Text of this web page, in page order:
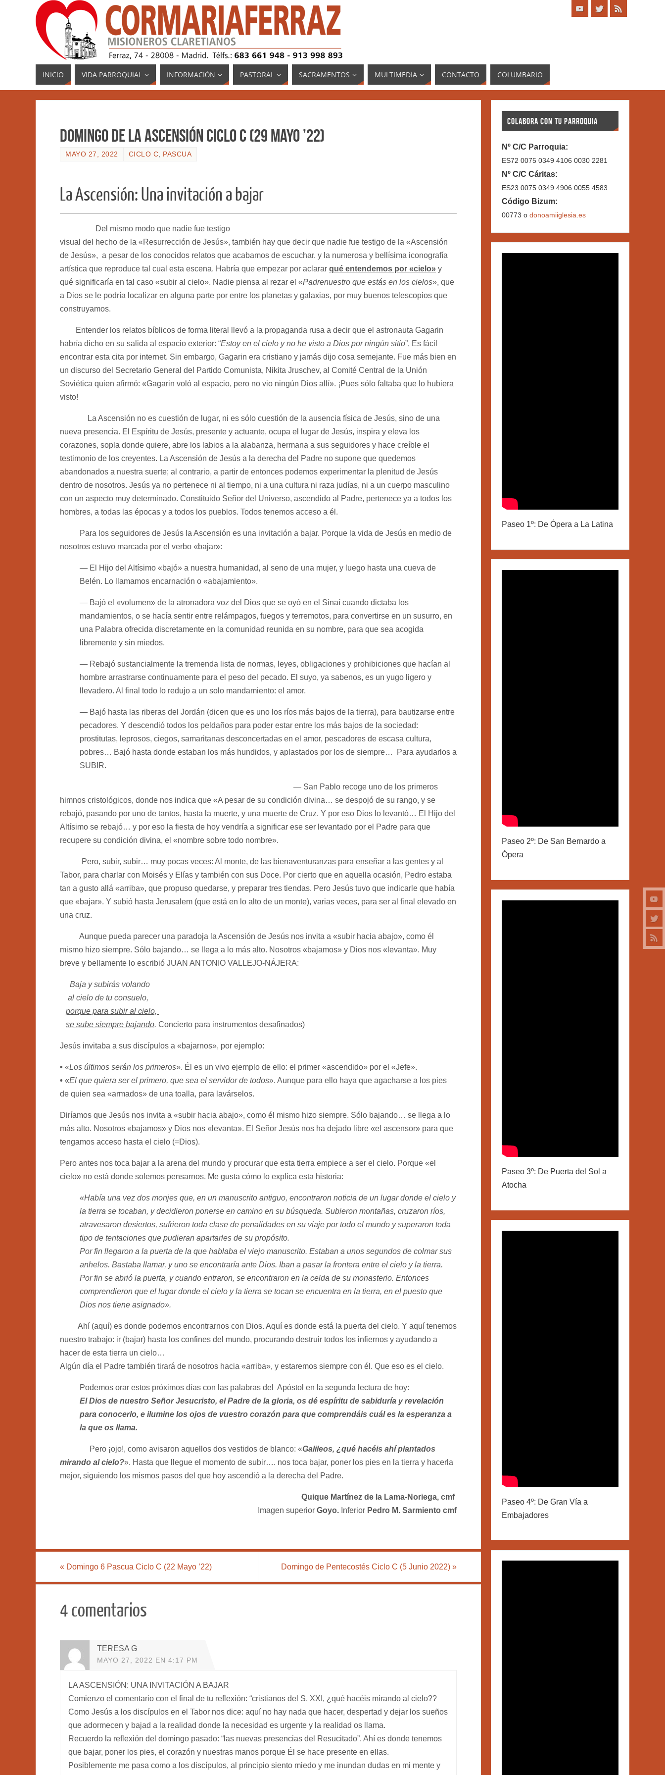
INICIO VIDA PARROQUIAL INFORMACIÓN PASTORAL SACRAMENTOS MULTIMEDIA CONTACTO COLUMBARIO
Domingo de la Ascensión Ciclo C (29 Mayo ’22)
MAYO 27, 2022 CICLO C, PASCUA
La Ascensión: Una invitación a bajar
Del mismo modo que nadie fue testigo
visual del hecho de la «Resurrección de Jesús», también hay que decir que nadie fue testigo de la «Ascensión
de Jesús», a pesar de los conocidos relatos que acabamos de escuchar. y la numerosa y bellísima iconografía
artística que reproduce tal cual esta escena. Habría que empezar por aclarar qué entendemos por «cielo» y
qué significaría en tal caso «subir al cielo». Nadie piensa al rezar el «Padrenuestro que estás en los cielos», que
a Dios se le podría localizar en alguna parte por entre los planetas y galaxias, por muy buenos telescopios que
construyamos.
Entender los relatos bíblicos de forma literal llevó a la propaganda rusa a decir que el astronauta Gagarin
habría dicho en su salida al espacio exterior: “Estoy en el cielo y no he visto a Dios por ningún sitio”, Es fácil
encontrar esta cita por internet. Sin embargo, Gagarin era cristiano y jamás dijo cosa semejante. Fue más bien en
un discurso del Secretario General del Partido Comunista, Nikita Jruschev, al Comité Central de la Unión
Soviética quien afirmó: «Gagarin voló al espacio, pero no vio ningún Dios allí». ¡Pues sólo faltaba que lo hubiera
visto!
La Ascensión no es cuestión de lugar, ni es sólo cuestión de la ausencia física de Jesús, sino de una
nueva presencia. El Espíritu de Jesús, presente y actuante, ocupa el lugar de Jesús, inspira y eleva los
corazones, sopla donde quiere, abre los labios a la alabanza, hermana a sus seguidores y hace creíble el
testimonio de los creyentes. La Ascensión de Jesús a la derecha del Padre no supone que quedemos
abandonados a nuestra suerte; al contrario, a partir de entonces podemos experimentar la plenitud de Jesús
dentro de nosotros. Jesús ya no pertenece ni al tiempo, ni a una cultura ni raza judías, ni a un cuerpo masculino
con un aspecto muy determinado. Constituido Señor del Universo, ascendido al Padre, pertenece ya a todos los
hombres, a todas las épocas y a todos los pueblos. Todos tenemos acceso a él.
Para los seguidores de Jesús la Ascensión es una invitación a bajar. Porque la vida de Jesús en medio de
nosotros estuvo marcada por el verbo «bajar»:
— El Hijo del Altísimo «bajó» a nuestra humanidad, al seno de una mujer, y luego hasta una cueva de
Belén. Lo llamamos encarnación o «abajamiento».
— Bajó el «volumen» de la atronadora voz del Dios que se oyó en el Sinaí cuando dictaba los
mandamientos, o se hacía sentir entre relámpagos, fuegos y terremotos, para convertirse en un susurro, en
una Palabra ofrecida discretamente en la comunidad reunida en su nombre, para que sea acogida
libremente y sin miedos.
— Rebajó sustancialmente la tremenda lista de normas, leyes, obligaciones y prohibiciones que hacían al
hombre arrastrarse continuamente para el peso del pecado. El suyo, ya sabenos, es un yugo ligero y
llevadero. Al final todo lo redujo a un solo mandamiento: el amor.
— Bajó hasta las riberas del Jordán (dicen que es uno los ríos más bajos de la tierra), para bautizarse entre
pecadores. Y descendió todos los peldaños para poder estar entre los más bajos de la sociedad:
prostitutas, leprosos, ciegos, samaritanas desconcertadas en el amor, pescadores de escasa cultura,
pobres… Bajó hasta donde estaban los más hundidos, y aplastados por los de siempre… Para ayudarlos a
SUBIR.
— San Pablo recoge uno de los primeros
himnos cristológicos, donde nos indica que «A pesar de su condición divina… se despojó de su rango, y se
rebajó, pasando por uno de tantos, hasta la muerte, y una muerte de Cruz. Y por eso Dios lo levantó… El Hijo del
Altísimo se rebajó… y por eso la fiesta de hoy vendría a significar ese ser levantado por el Padre para que
recupere su condición divina, el «nombre sobre todo nombre».
Pero, subir, subir… muy pocas veces: Al monte, de las bienaventuranzas para enseñar a las gentes y al
Tabor, para charlar con Moisés y Elías y también con sus Doce. Por cierto que en aquella ocasión, Pedro estaba
tan a gusto allá «arriba», que propuso quedarse, y preparar tres tiendas. Pero Jesús tuvo que indicarle que había
que «bajar». Y subió hasta Jerusalem (que está en lo alto de un monte), varias veces, para ser al final elevado en
una cruz.
Aunque pueda parecer una paradoja la Ascensión de Jesús nos invita a «subir hacia abajo», como él
mismo hizo siempre. Sólo bajando… se llega a lo más alto. Nosotros «bajamos» y Dios nos «levanta». Muy
breve y bellamente lo escribió JUAN ANTONIO VALLEJO-NÁJERA:
Baja y subirás volando
al cielo de tu consuelo,
porque para subir al cielo,
se sube siempre bajando. Concierto para instrumentos desafinados)
Jesús invitaba a sus discípulos a «bajarnos», por ejemplo:
• «Los últimos serán los primeros». Él es un vivo ejemplo de ello: el primer «ascendido» por el «Jefe».
• «El que quiera ser el primero, que sea el servidor de todos». Aunque para ello haya que agacharse a los pies
de quien sea «armados» de una toalla, para lavárselos.
Diríamos que Jesús nos invita a «subir hacia abajo», como él mismo hizo siempre. Sólo bajando… se llega a lo
más alto. Nosotros «bajamos» y Dios nos «levanta». El Señor Jesús nos ha dejado libre «el ascensor» para que
tengamos acceso hasta el cielo (=Dios).
Pero antes nos toca bajar a la arena del mundo y procurar que esta tierra empiece a ser el cielo. Porque «el
cielo» no está donde solemos pensarnos. Me gusta cómo lo explica esta historia:
«Había una vez dos monjes que, en un manuscrito antiguo, encontraron noticia de un lugar donde el cielo y
la tierra se tocaban, y decidieron ponerse en camino en su búsqueda. Subieron montañas, cruzaron ríos,
atravesaron desiertos, sufrieron toda clase de penalidades en su viaje por todo el mundo y superaron toda
tipo de tentaciones que pudieran apartarles de su propósito.
Por fin llegaron a la puerta de la que hablaba el viejo manuscrito. Estaban a unos segundos de colmar sus
anhelos. Bastaba llamar, y uno se encontraría ante Dios. Iban a pasar la frontera entre el cielo y la tierra.
Por fin se abrió la puerta, y cuando entraron, se encontraron en la celda de su monasterio. Entonces
comprendieron que el lugar donde el cielo y la tierra se tocan se encuentra en la tierra, en el puesto que
Dios nos tiene asignado».
Ahí (aquí) es donde podemos encontrarnos con Dios. Aquí es donde está la puerta del cielo. Y aquí tenemos
nuestro trabajo: ir (bajar) hasta los confines del mundo, procurando destruir todos los infiernos y ayudando a
hacer de esta tierra un cielo…
Algún día el Padre también tirará de nosotros hacia «arriba», y estaremos siempre con él. Que eso es el cielo.
Podemos orar estos próximos días con las palabras del Apóstol en la segunda lectura de hoy:
El Dios de nuestro Señor Jesucristo, el Padre de la gloria, os dé espíritu de sabiduría y revelación
para conocerlo, e ilumine los ojos de vuestro corazón para que comprendáis cuál es la esperanza a
la que os llama.
Pero ¡ojo!, como avisaron aquellos dos vestidos de blanco: «Galileos, ¿qué hacéis ahí plantados
mirando al cielo?». Hasta que llegue el momento de subir…. nos toca bajar, poner los pies en la tierra y hacerla
mejor, siguiendo los mismos pasos del que hoy ascendió a la derecha del Padre.
Quique Martínez de la Lama-Noriega, cmf
Imagen superior Goyo. Inferior Pedro M. Sarmiento cmf
« Domingo 6 Pascua Ciclo C (22 Mayo ’22) Domingo de Pentecostés Ciclo C (5 Junio 2022) »
4 comentarios
TERESA G
MAYO 27, 2022 EN 4:17 PM
LA ASCENSIÓN: UNA INVITACIÓN A BAJAR
Comienzo el comentario con el final de tu reflexión: “cristianos del S. XXI, ¿qué hacéis mirando al cielo??
Como Jesús a los discípulos en el Tabor nos dice: aquí no hay nada que hacer, despertad y dejar los sueños
que adormecen y bajad a la realidad donde la necesidad es urgente y la realidad os llama.
Recuerdo la reflexión del domingo pasado: “las nuevas presencias del Resucitado”. Ahí es donde tenemos
que bajar, poner los pies, el corazón y nuestras manos porque Él se hace presente en ellas.
Posiblemente me pasa como a los discípulos, al principio siento miedo y me inundan dudas en mi mente y
COLABORA CON TU PARROQUIA
Nº C/C Parroquia:
ES72 0075 0349 4106 0030 2281
Nº C/C Cáritas:
ES23 0075 0349 4906 0055 4583
Código Bizum:
00773 o donoamiiglesia.es
Paseo 1º: De Ópera a La Latina
Paseo 2º: De San Bernardo a
Ópera
Paseo 3º: De Puerta del Sol a
Atocha
Paseo 4º: De Gran Vía a
Embajadores